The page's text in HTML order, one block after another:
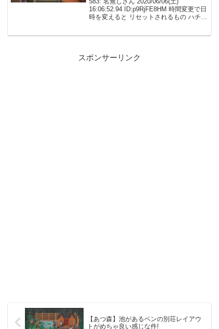
16:06:52.94 ID:p9RjFE8HM 時間変更で日
時を変えると リセットされるもの ハチと
スポンサーリンク
【あつ森】池があるベンの別荘レイアウ
トがめちゃ良い感じな件!